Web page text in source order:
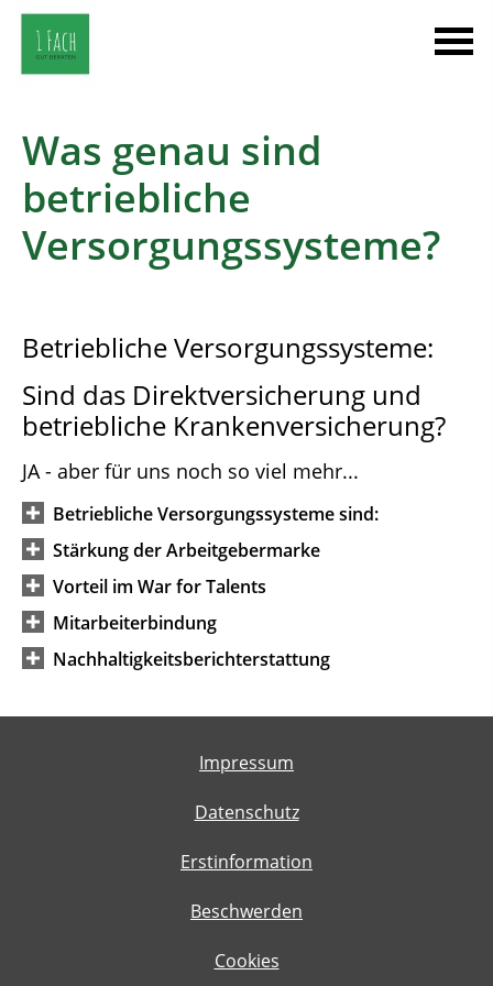
Was genau sind
betriebliche
Versorgungssysteme?
Betriebliche Versorgungssysteme:
Sind das Direktversicherung und
betriebliche Krankenversicherung?
JA - aber für uns noch so viel mehr...
Betriebliche Versorgungssysteme sind:
Stärkung der Arbeitgebermarke
Vorteil im War for Talents
Mitarbeiterbindung
Nachhaltigkeitsberichterstattung
Impressum
Datenschutz
Erstinformation
Beschwerden
Cookies